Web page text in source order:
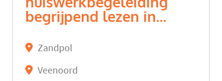
begrijpend lezen in...
Zandpol
Veenoord